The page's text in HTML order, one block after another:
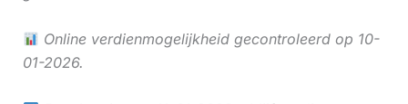
Online verdienmogelijkheid gecontroleerd op 10-
01-2026.